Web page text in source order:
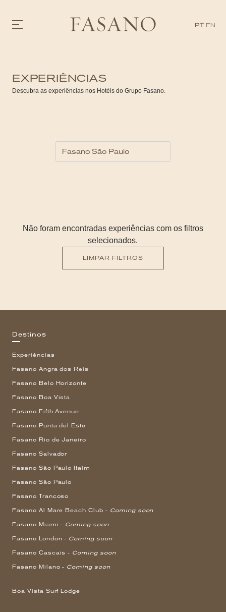
PT EN
HOTÉIS
EXPERIÊNCIAS
WHAT'S COOKING
EXPERIÊNCIAS
Descubra as experiências nos Hotéis do Grupo Fasano.
Não foram encontradas experiências com os filtros
selecionados.
LIMPAR FILTROS
Destinos
Experiências
Fasano Angra dos Reis
Fasano Belo Horizonte
Fasano Boa Vista
Fasano Fifth Avenue
Fasano Punta del Este
Fasano Rio de Janeiro
Fasano Salvador
Fasano São Paulo Itaim
Fasano São Paulo
Fasano Trancoso
Fasano Al Mare Beach Club - Coming soon
Fasano Miami - Coming soon
Fasano London - Coming soon
Fasano Cascais - Coming soon
Fasano Milano - Coming soon
Boa Vista Surf Lodge